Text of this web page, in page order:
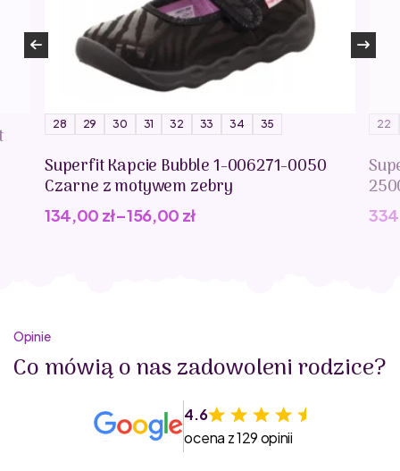
28 29 30 31 32 33 34 35
Superfit Kapcie Bubble 1-006271-0050
Czarne z motywem zebry
134,00 zł–156,00 zł
22
Opinie
Co mówią o nas zadowoleni rodzice?
4.6
ocena z 129 opinii